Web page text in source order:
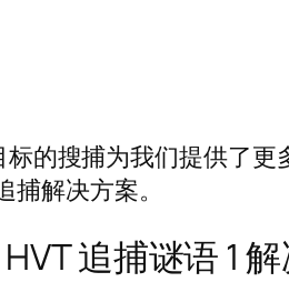
标的搜捕为我们提供了
捕解决方案。
追捕谜语 1